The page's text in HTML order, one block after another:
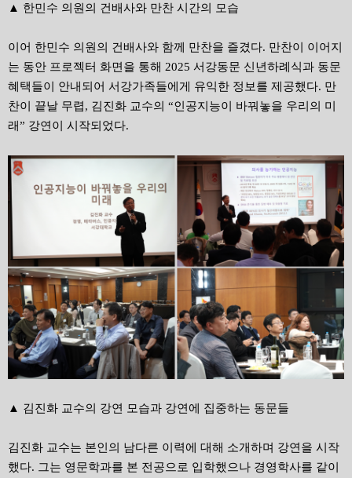
▲ 한민수 의원의 건배사와 만찬 시간의 모습
이어 한민수 의원의 건배사와 함께 만찬을 즐겼다. 만찬이 이어지
는 동안 프로젝터 화면을 통해 2025 서강동문 신년하례식과 동문
혜택들이 안내되어 서강가족들에게 유익한 정보를 제공했다. 만
찬이 끝날 무렵, 김진화 교수의 “인공지능이 바꿔놓을 우리의 미
래” 강연이 시작되었다.
▲ 김진화 교수의 강연 모습과 강연에 집중하는 동문들
김진화 교수는 본인의 남다른 이력에 대해 소개하며 강연을 시작
했다. 그는 영문학과를 본 전공으로 입학했으나 경영학사를 같이